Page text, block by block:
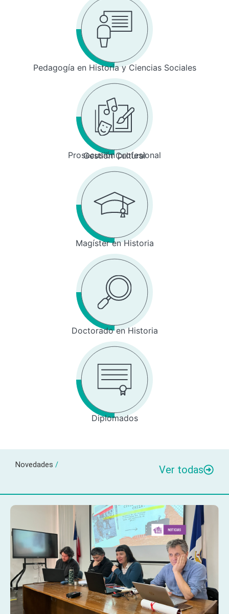
Pedagogía en Historia y Ciencias Sociales
Prosecusión profesional
Gestión Cultural
Magíster en Historia
Doctorado en Historia
Diplomados
Novedades / Ver todas